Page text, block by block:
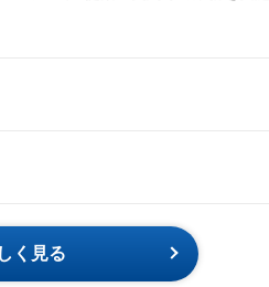
く見る